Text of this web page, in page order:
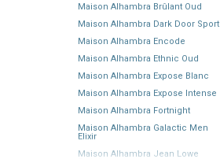
Maison Alhambra Brûlant Oud
Maison Alhambra Dark Door Sport
Maison Alhambra Encode
Maison Alhambra Ethnic Oud
Maison Alhambra Expose Blanc
Maison Alhambra Expose Intense
Maison Alhambra Fortnight
Maison Alhambra Galactic Men
Elixir
Maison Alhambra Jean Lowe